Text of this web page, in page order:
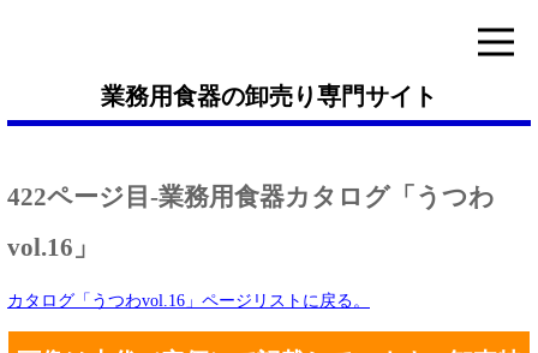
業務用食器の卸売り専門サイト
422ページ目-業務用食器カタログ「うつわ
vol.16」
カタログ「うつわvol.16」ページリストに戻る。